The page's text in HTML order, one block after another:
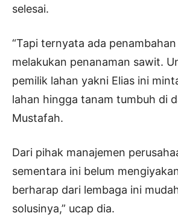
selesai.
“Tapi ternyata ada
melakukan penanaman sawit.
pemilik lahan yakni Elias ini
lahan hingga tanam tumbuh di
Mustafah.
Dari pihak manajemen
sementara ini belum
berharap dari lembaga ini
solusinya,” ucap dia.